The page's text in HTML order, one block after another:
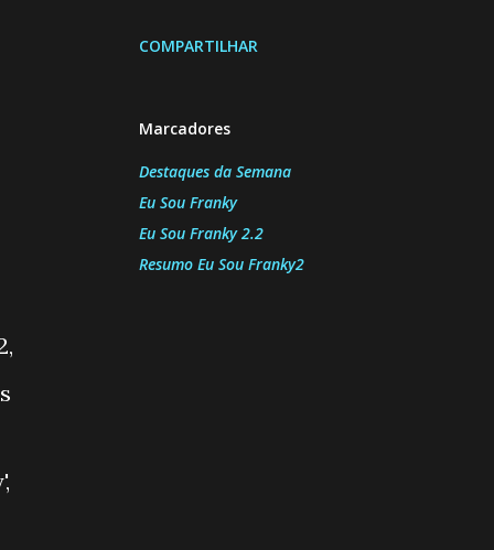
COMPARTILHAR
Marcadores
Destaques da Semana
Eu Sou Franky
Eu Sou Franky 2.2
Resumo Eu Sou Franky2